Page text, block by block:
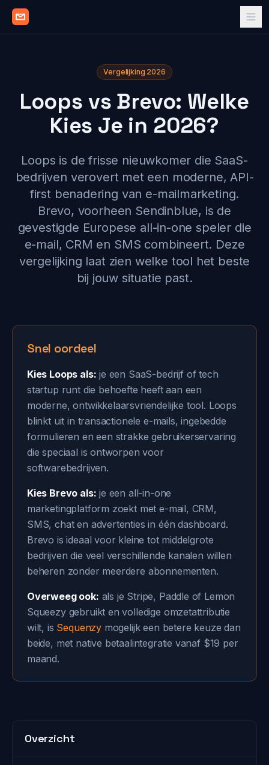
Vergelijking 2026
Loops vs Brevo: Welke
Kies Je in 2026?
Loops is de frisse nieuwkomer die SaaS-
bedrijven verovert met een moderne, API-
first benadering van e-mailmarketing.
Brevo, voorheen Sendinblue, is de
gevestigde Europese all-in-one speler die
e-mail, CRM en SMS combineert. Deze
vergelijking laat zien welke tool het beste
bij jouw situatie past.
Snel oordeel
Kies Loops als: je een SaaS-bedrijf of tech
startup runt die behoefte heeft aan een
moderne, ontwikkelaarsvriendelijke tool. Loops
blinkt uit in transactionele e-mails, ingebedde
formulieren en een strakke gebruikerservaring
die speciaal is ontworpen voor
softwarebedrijven.
Kies Brevo als: je een all-in-one
marketingplatform zoekt met e-mail, CRM,
SMS, chat en advertenties in één dashboard.
Brevo is ideaal voor kleine tot middelgrote
bedrijven die veel verschillende kanalen willen
beheren zonder meerdere abonnementen.
Overweeg ook: als je Stripe, Paddle of Lemon
Squeezy gebruikt en volledige omzetattributie
wilt, is Sequenzy mogelijk een betere keuze dan
beide, met native betaalintegratie vanaf $19 per
maand.
Overzicht